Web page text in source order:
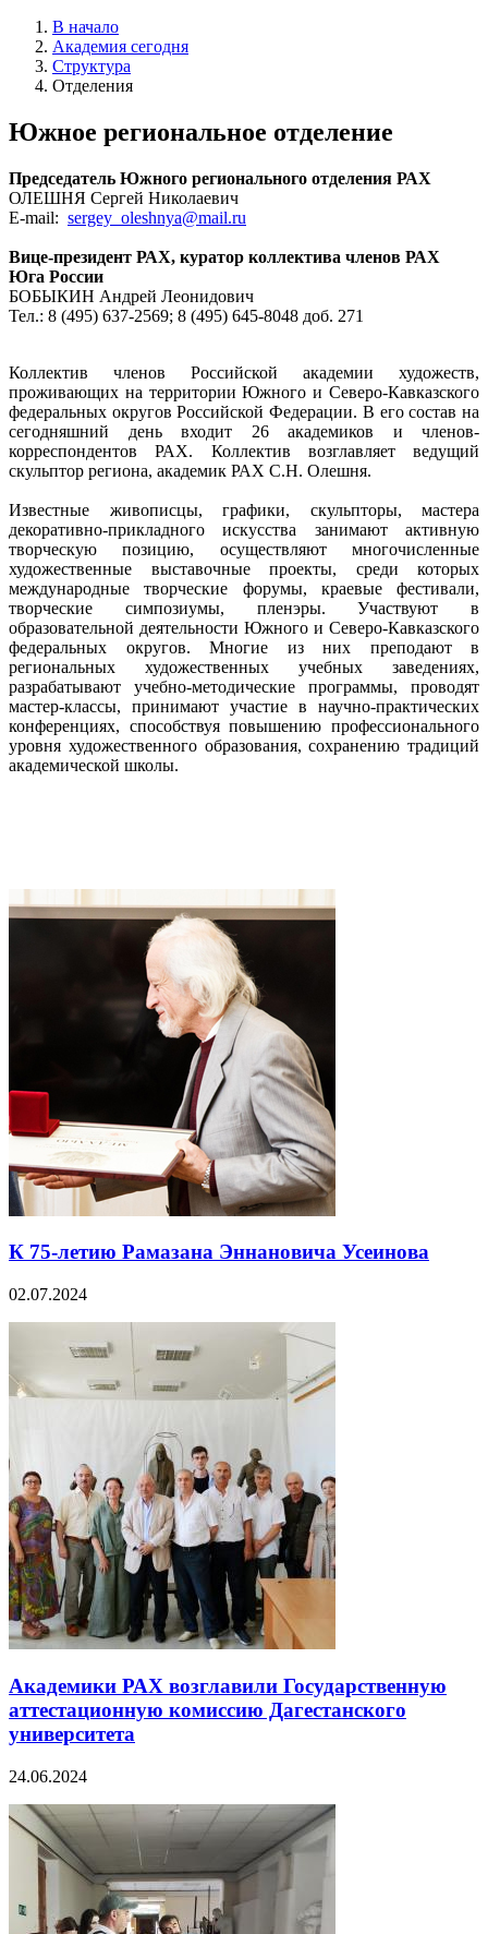
В начало
Академия сегодня
Структура
Отделения
Южное региональное отделение
Председатель Южного регионального отделения РАХ
ОЛЕШНЯ Сергей Николаевич
E-mail: sergey_oleshnya@mail.ru
Вице-президент РАХ, куратор коллектива членов РАХ
Юга России
БОБЫКИН Андрей Леонидович
Тел.: 8 (495) 637-2569; 8 (495) 645-8048 доб. 271
Коллектив членов Российской академии художеств,
проживающих на территории Южного и Северо-Кавказского
федеральных округов Российской Федерации. В его состав на
сегодняшний день входит 26 академиков и членов-
корреспондентов РАХ. Коллектив возглавляет ведущий
скульптор региона, академик РАХ С.Н. Олешня.
Известные живописцы, графики, скульпторы, мастера
декоративно-прикладного искусства занимают активную
творческую позицию, осуществляют многочисленные
художественные выставочные проекты, среди которых
международные творческие форумы, краевые фестивали,
творческие симпозиумы, пленэры. Участвуют в
образовательной деятельности Южного и Северо-Кавказского
федеральных округов. Многие из них преподают в
региональных художественных учебных заведениях,
разрабатывают учебно-методические программы, проводят
мастер-классы, принимают участие в научно-практических
конференциях, способствуя повышению профессионального
уровня художественного образования, сохранению традиций
академической школы.
К 75-летию Рамазана Эннановича Усеинова
02.07.2024
Академики РАХ возглавили Государственную
аттестационную комиссию Дагестанского
университета
24.06.2024